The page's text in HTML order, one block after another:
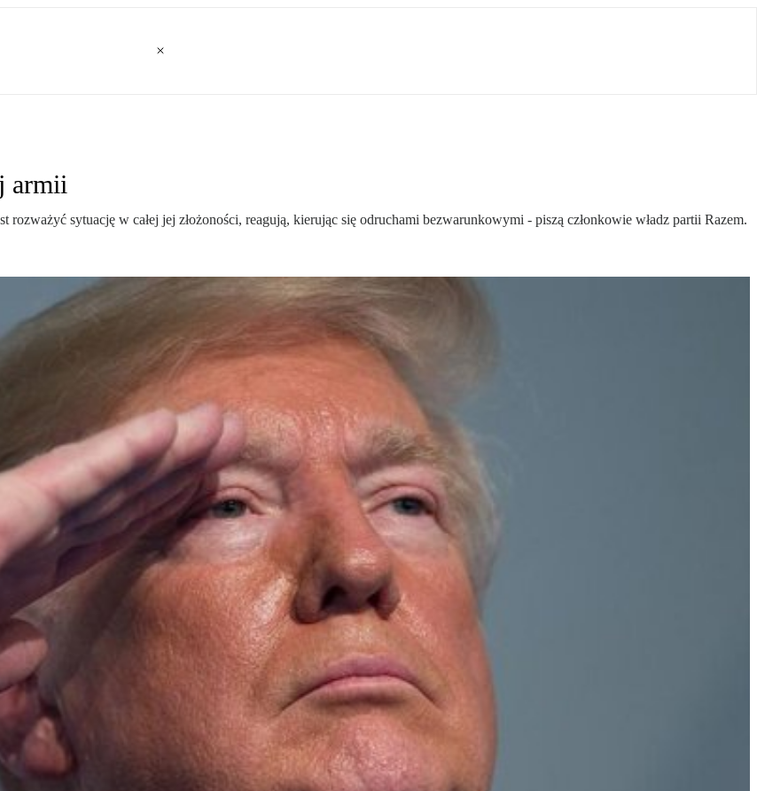
armii
rozważyć sytuację w całej jej złożoności, reagują, kierując się odruchami bezwarunkowymi - piszą członkowie władz partii Razem.